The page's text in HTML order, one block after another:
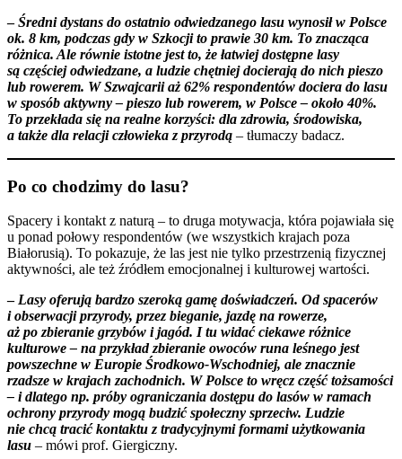
–Średni dystans do ostatnio odwiedzanego lasu wynosił w Polsce
ok. 8 km, podczas gdy w Szkocji to prawie 30 km. To znacząca
różnica. Ale równie istotne jest to, że łatwiej dostępne lasy
są częściej odwiedzane, a ludzie chętniej docierają do nich pieszo
lub rowerem. W Szwajcarii aż 62% respondentów dociera do lasu
w sposób aktywny – pieszo lub rowerem, w Polsce – około 40%.
To przekłada się na realne korzyści: dla zdrowia, środowiska,
a także dla relacji człowieka z przyrodą – tłumaczy badacz.
Po co chodzimy do lasu?
Spacery i kontakt z naturą – to druga motywacja, która pojawiała się
u ponad połowy respondentów (we wszystkich krajach poza
Białorusią). To pokazuje, że las jest nie tylko przestrzenią fizycznej
aktywności, ale też źródłem emocjonalnej i kulturowej wartości.
– Lasy oferują bardzo szeroką gamę doświadczeń. Od spacerów
i obserwacji przyrody, przez bieganie, jazdę na rowerze,
aż po zbieranie grzybów i jagód. I tu widać ciekawe różnice
kulturowe – na przykład zbieranie owoców runa leśnego jest
powszechne w Europie Środkowo-Wschodniej, ale znacznie
rzadsze w krajach zachodnich. W Polsce to wręcz część tożsamości
– i dlatego np. próby ograniczania dostępu do lasów w ramach
ochrony przyrody mogą budzić społeczny sprzeciw. Ludzie
nie chcą tracić kontaktu z tradycyjnymi formami użytkowania
lasu – mówi prof. Giergiczny.